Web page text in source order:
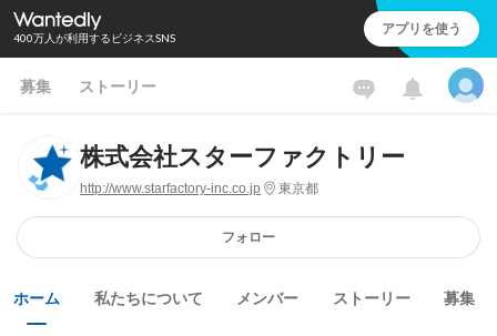
400万人が利用するビジネスSNS アプリを使う
募集 ストーリー
株式会社スターファクトリー
http://www.starfactory-inc.co.jp 東京都
フォロー
ホーム 私たちについて メンバー ストーリー 募集